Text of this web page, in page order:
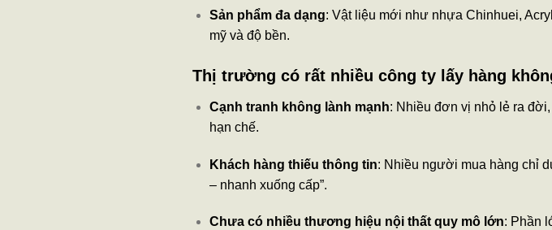
Sản phẩm đa dạng: Vật liệu mới như nhựa Chinhuei,
mỹ và độ bền.
Thị trường có rất nhiều công ty lấy hàng
Cạnh tranh không lành mạnh: Nhiều đơn vị nhỏ lẻ ra
hạn chế.
Khách hàng thiếu thông tin: Nhiều người mua hàng chỉ
– nhanh xuống cấp”.
Chưa có nhiều thương hiệu nội thất quy mô lớn: Phần